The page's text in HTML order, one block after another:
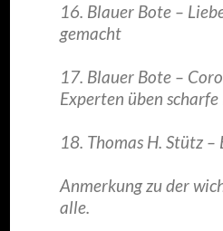
16. Blauer Bote –
gemacht
17. Blauer Bote –
Experten üben
18. Thomas H. Stütz
Anmerkung zu der
alle.